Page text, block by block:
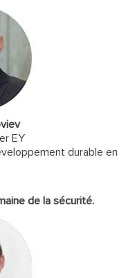
EY
durable en
de la sécurité.